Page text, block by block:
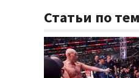
Статьи по